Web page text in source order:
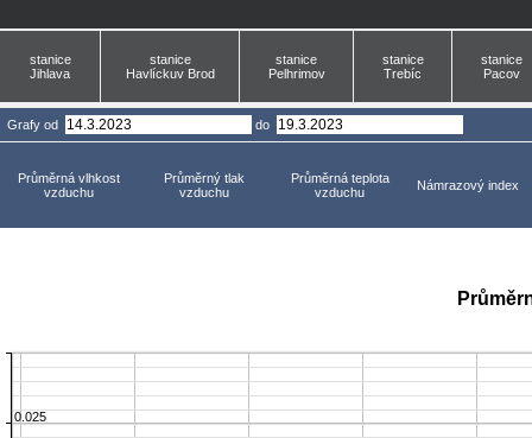
stanice
Jihlava
stanice
Havlíckuv Brod
stanice
Pelhrimov
stanice
Trebíc
stanice
Pacov
Grafy od do
Průměrná vlhkost
vzduchu
Průměrný tlak
vzduchu
Průměrná teplota
vzduchu
Námrazový index
0.025